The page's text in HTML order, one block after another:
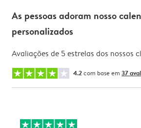
As pessoas adoram nosso
personalizados
Avaliações de 5 estrelas dos nossos
4.2com base em 37